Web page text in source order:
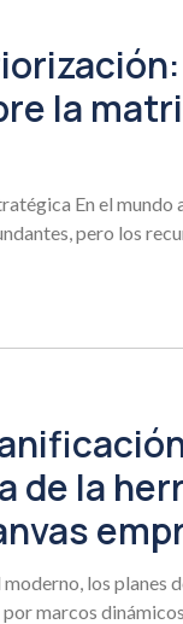
la
En el
pero los
de la
los planes
marcos dinámicos